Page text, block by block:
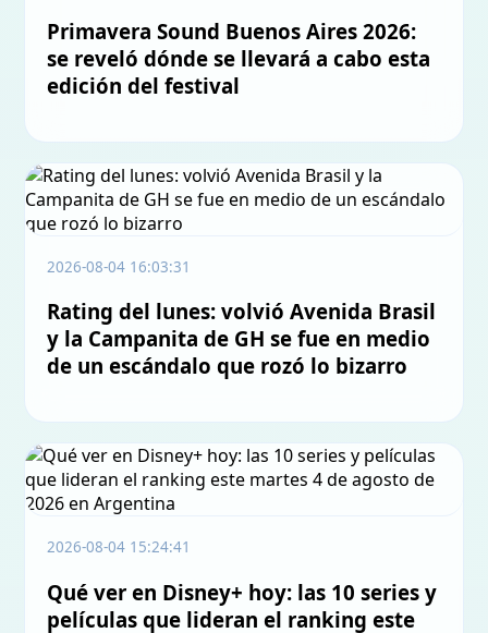
Primavera Sound Buenos Aires 2026:
se reveló dónde se llevará a cabo esta
edición del festival
2026-08-04 16:03:31
Rating del lunes: volvió Avenida Brasil
y la Campanita de GH se fue en medio
de un escándalo que rozó lo bizarro
2026-08-04 15:24:41
Qué ver en Disney+ hoy: las 10 series y
películas que lideran el ranking este